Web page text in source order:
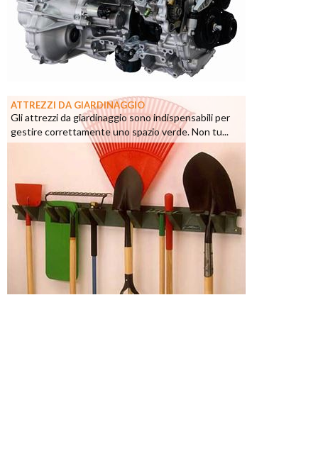
ATTREZZI DA GIARDINAGGIO
Gli attrezzi da giardinaggio sono indispensabili per
gestire correttamente uno spazio verde. Non tu...